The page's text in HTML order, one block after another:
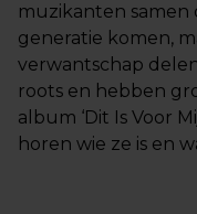
muzikanten samen
generatie komen,
verwantschap
roots en hebben
album ‘Dit Is Voor
horen wie ze is en